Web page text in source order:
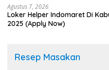
Agustus 7, 2026
Loker Helper Indomaret Di
2025 (Apply Now)
Resep Masakan